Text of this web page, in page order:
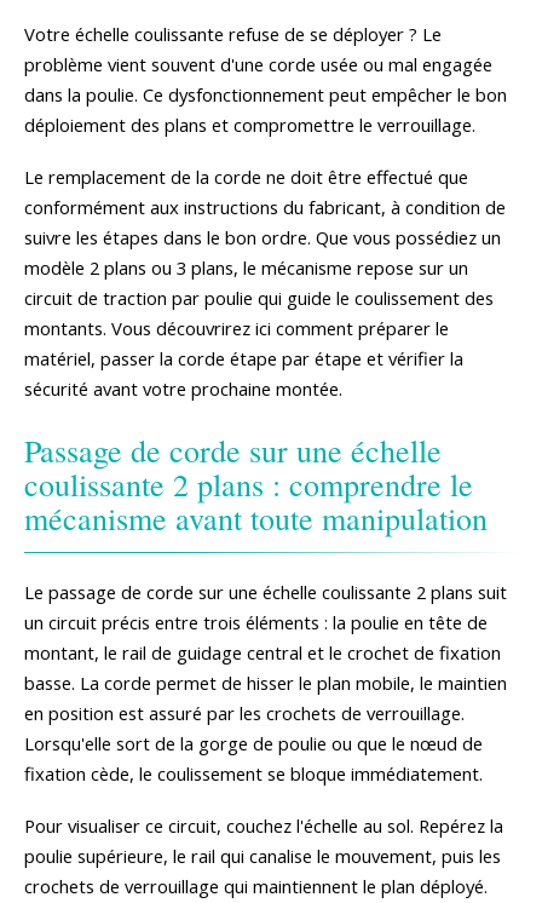
Votre échelle coulissante refuse de se déployer ? Le
problème vient souvent d'une corde usée ou mal engagée
dans la poulie. Ce dysfonctionnement peut empêcher le bon
déploiement des plans et compromettre le verrouillage.
Le remplacement de la corde ne doit être effectué que
conformément aux instructions du fabricant, à condition de
suivre les étapes dans le bon ordre. Que vous possédiez un
modèle 2 plans ou 3 plans, le mécanisme repose sur un
circuit de traction par poulie qui guide le coulissement des
montants. Vous découvrirez ici comment préparer le
matériel, passer la corde étape par étape et vérifier la
sécurité avant votre prochaine montée.
Passage de corde sur une échelle
coulissante 2 plans : comprendre le
mécanisme avant toute manipulation
Le passage de corde sur une échelle coulissante 2 plans suit
un circuit précis entre trois éléments : la poulie en tête de
montant, le rail de guidage central et le crochet de fixation
basse. La corde permet de hisser le plan mobile, le maintien
en position est assuré par les crochets de verrouillage.
Lorsqu'elle sort de la gorge de poulie ou que le nœud de
fixation cède, le coulissement se bloque immédiatement.
Pour visualiser ce circuit, couchez l'échelle au sol. Repérez la
poulie supérieure, le rail qui canalise le mouvement, puis les
crochets de verrouillage qui maintiennent le plan déployé.